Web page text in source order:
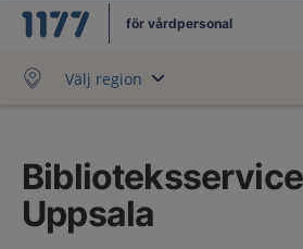
för vårdpersonal
Välj region
Uppsala